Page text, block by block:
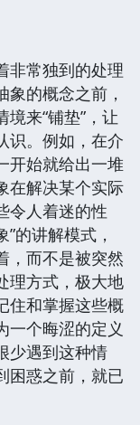
非常独到的处理
的概念之前，
来“铺垫”，让
识。例如，在介
开始就给出一堆
在解决某个实际
令人着迷的性
的讲解模式，
，而不是被突然
理方式，极大地
住和掌握这些概
一个晦涩的定义
少遇到这种情
困惑之前，就已